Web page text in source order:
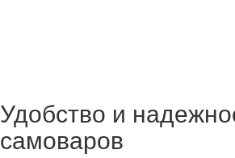
Удобство и
самоваров